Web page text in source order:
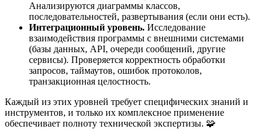
Анализируются диаграммы классов,
последовательностей, развертывания (если они есть).
Интеграционный уровень. Исследование
взаимодействия программы с внешними системами
(базы данных, API, очереди сообщений, другие
сервисы). Проверяется корректность обработки
запросов, таймаутов, ошибок протоколов,
транзакционная целостность.
Каждый из этих уровней требует специфических знаний и
инструментов, и только их комплексное применение
обеспечивает полноту технической экспертизы. 🧩